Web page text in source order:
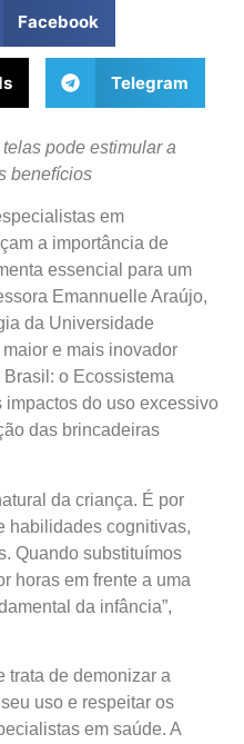
Facebook
Telegram
pode estimular a
benefícios
em
a importância de
essencial para um
Emannuelle Araújo,
da Universidade
e mais inovador
o Ecossistema
impactos do uso excessivo
das brincadeiras
da criança. É por
habilidades cognitivas,
Quando substituímos
horas em frente a uma
da infância”,
trata de demonizar a
uso e respeitar os
em saúde. A